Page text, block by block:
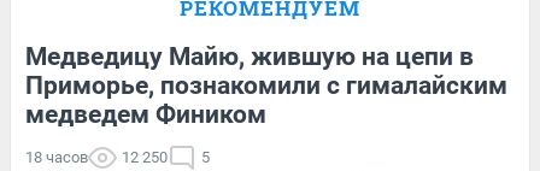
РЕКОМЕНДУЕМ
Медведицу Майю, жившую на цепи в
Приморье, познакомили с гималайским
медведем Фиником
18 часов 12 250 5